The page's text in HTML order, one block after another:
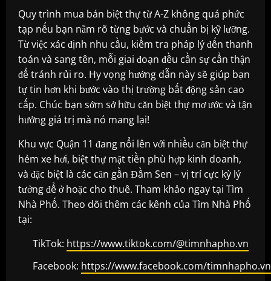
Quy trình mua bán biệt thự từ A-Z không quá phức
tạp nếu bạn nắm rõ từng bước và chuẩn bị kỹ lưỡng.
Từ việc xác định nhu cầu, kiểm tra pháp lý đến thanh
toán và sang tên, mỗi giai đoạn đều cần sự cẩn thận
để tránh rủi ro. Hy vọng hướng dẫn này sẽ giúp bạn
tự tin hơn khi bước vào thị trường bất động sản cao
cấp. Chúc bạn sớm sở hữu căn biệt thự mơ ước và tận
hưởng giá trị mà nó mang lại!
Khu vực Quận 11 đang nổi lên với nhiều căn biệt thự
hẻm xe hơi, biệt thự mặt tiền phù hợp kinh doanh,
và đặc biệt là các căn gần Đầm Sen – vị trí cực kỳ lý
tưởng để ở hoặc cho thuê. Tham khảo ngay tại Tìm
Nhà Phố. Theo dõi thêm các kênh của Tìm Nhà Phố
tại:
TikTok: https://www.tiktok.com/@timnhapho.vn
Facebook: https://www.facebook.com/timnhapho.vn